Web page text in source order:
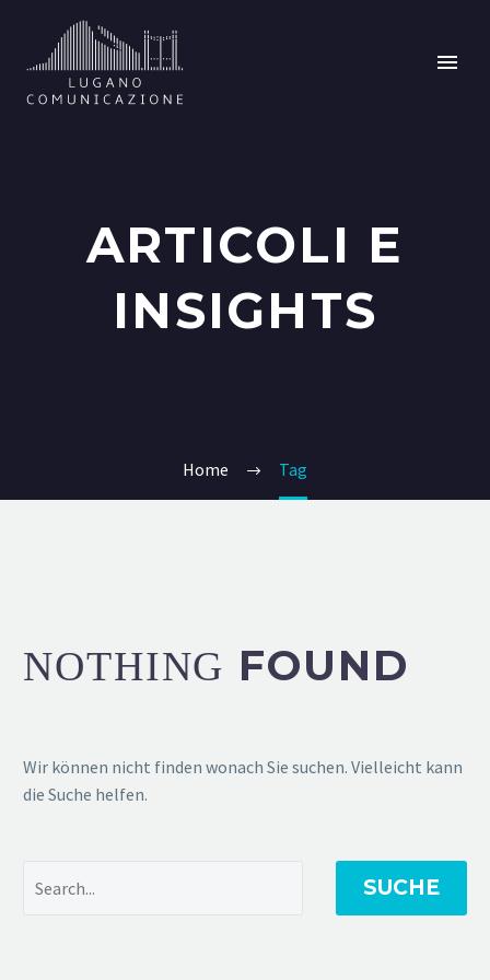
ARTICOLI E
INSIGHTS
Home Tag
NOTHING FOUND
Wir können nicht finden wonach Sie suchen. Vielleicht kann
die Suche helfen.
SUCHE